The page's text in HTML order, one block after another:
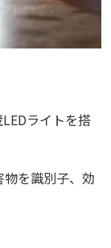
ライトを搭
を識別子、効